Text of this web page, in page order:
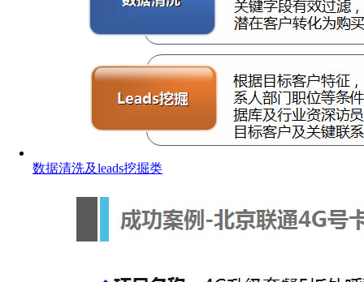
数据清洗及leads挖掘类